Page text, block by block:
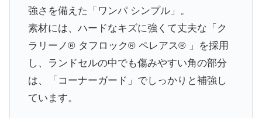
強さを備えた「ワンパ シンプル」。
素材には、ハードなキズに強くて丈夫な「ク
ラリーノ® タフロック® ペレアス® 」を採用
し、ランドセルの中でも傷みやすい角の部分
は、「コーナーガード」でしっかりと補強し
ています。